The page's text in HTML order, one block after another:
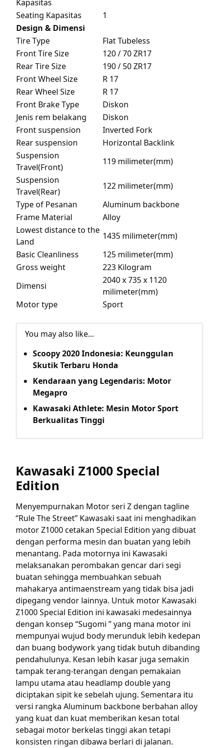
Kapasitas
Seating Kapasitas
1
Design & Dimensi
Tire Type
Flat Tubeless
Front Tire Size
120 / 70 ZR17
Rear Tire Size
190 / 50 ZR17
Front Wheel Size
R 17
Rear Wheel Size
R 17
Front Brake Type
Diskon
Jenis rem belakang
Diskon
Front suspension
Inverted Fork
Rear suspension
Horizontal Backlink
Suspension
Travel(Front)
119 milimeter(mm)
Suspension
Travel(Rear)
122 milimeter(mm)
Type of Pesanan
Aluminum backbone
Frame Material
Alloy
Lowest distance to the
Land
1435 milimeter(mm)
Basic Cleanliness
125 milimeter(mm)
Gross weight
223 Kilogram
Dimensi
2040 x 735 x 1120
milimeter(mm)
Motor type
Sport
You may also like...
Scoopy 2020 Indonesia: Keunggulan
Skutik Terbaru Honda
Kendaraan yang Legendaris: Motor
Megapro
Kawasaki Athlete: Mesin Motor Sport
Berkualitas Tinggi
Kawasaki Z1000 Special
Edition
Menyempurnakan Motor seri Z dengan tagline
“Rule The Street” Kawasaki saat ini menghadikan
motor Z1000 cetakan Special Edition yang dibuat
dengan performa mesin dan buatan yang lebih
menantang. Pada motornya ini Kawasaki
melaksanakan perombakan gencar dari segi
buatan sehingga membuahkan sebuah
mahakarya antimaenstream yang tidak bisa jadi
dipegang vendor lainnya. Untuk motor Kawasaki
Z1000 Special Edition ini kawasaki medesainnya
dengan konsep “Sugomi ” yang mana motor ini
mempunyai wujud body merunduk lebih kedepan
dan buang bodywork yang tidak butuh dibanding
pendahulunya. Kesan lebih kasar juga semakin
tampak terang-terangan dengan pemakaian
lampu utama atau headlamp double yang
diciptakan sipit ke sebelah ujung. Sementara itu
versi rangka Aluminum backbone berbahan alloy
yang kuat dan kuat memberikan kesan total
sebagai motor berkelas tinggi akan tetapi
konsisten ringan dibawa berlari di jalanan.